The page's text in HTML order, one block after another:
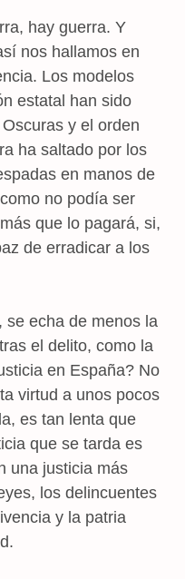
hay guerra. Y
nos hallamos en
Los modelos
estatal han sido
y el orden
ha saltado por los
en manos de
no podía ser
que lo pagará, si,
de erradicar a los
se echa de menos la
el delito, como la
en España? No
virtud a unos pocos
es tan lenta que
que se tarda es
una justicia más
los delincuentes
y la patria